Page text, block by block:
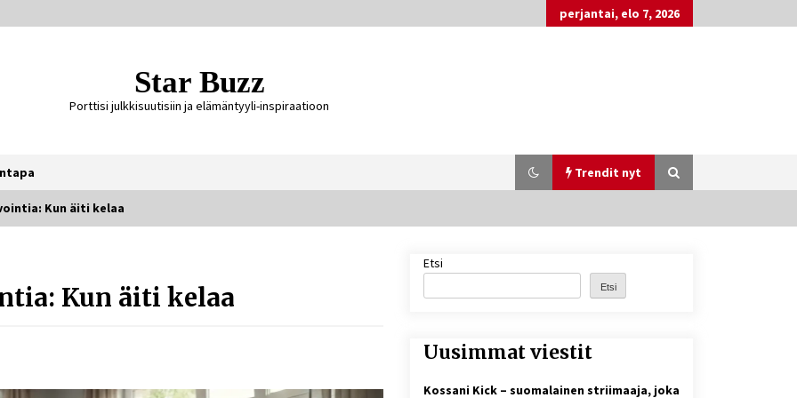
perjantai, elo 7, 2026
Star Buzz
Porttisi julkkisuutisiin ja elämäntyyli-inspiraatioon
Trendit nyt
tiedetään?
4 päivää sitten
Matti Koivisto toimittaja ikä – mitä
Ylen politiikan toimittajasta
tiedetään?
1 viikko sitten
Näin pikakasinot nopeuttavat
maksuteknologian avulla
Kun äiti kelaa
Kun äiti kelaa
Etsi
Etsi
Uusimmat viestit
Kossani Kick – suomalainen striimaaja, joka